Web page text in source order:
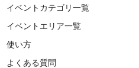
イベントカテゴリ一覧
イベントエリア一覧
使い方
よくある質問